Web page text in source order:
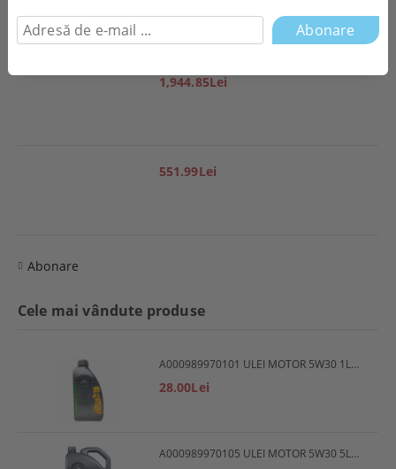
1,944.85Lei
551.99Lei
Abonare
Cele mai vândute produse
A000989970101 ULEI MOTOR 5W30 1L MERCEDES
28.00Lei
A000989970105 ULEI MOTOR 5W30 5L MERCEDES